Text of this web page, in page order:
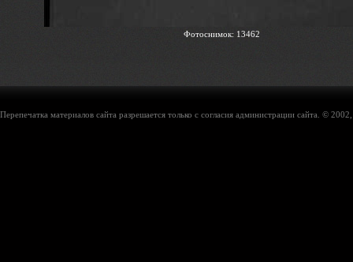
Фотоснимок: 13462
Перепечатка материалов сайта разрешается только с согласия администрации сайта. ©